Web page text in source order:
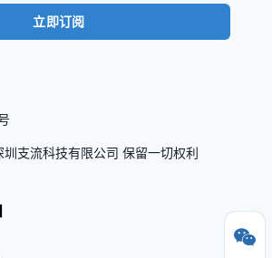
立即订阅
圳支流科技有限公司 保留一切权利